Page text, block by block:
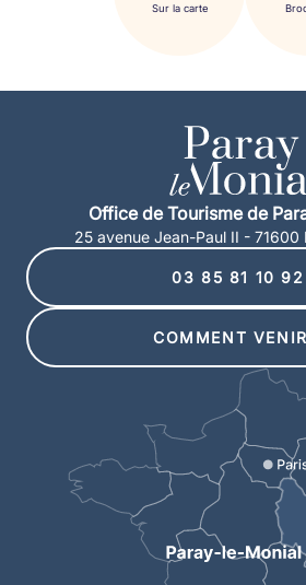
Sur la carte
Office de Tourisme de
25 avenue Jean-Paul II - 71600
03 85 81 10 92
COMMENT